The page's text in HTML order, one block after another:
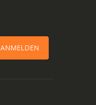
ANMELDEN